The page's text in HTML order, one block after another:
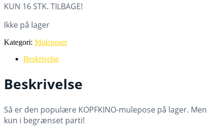
KUN 16 STK. TILBAGE!
Ikke på lager
Kategori: Muleposer
Beskrivelse
Beskrivelse
Så er den populære KOPFKINO-mulepose på lager. Men
kun i begrænset parti!